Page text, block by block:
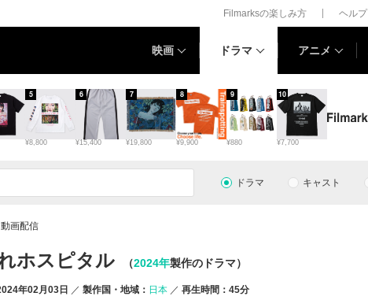
Filmarksの楽しみ方 ヘルプ
映画 ドラマ アニメ
¥8,800
5
¥15,400
6
¥19,800
7
¥9,900
8
¥880
9
¥7,700
10
ドラマ キャスト
画配信
ホスピタル （2024年製作のドラマ）
年02月03日 製作国・地域： 日本
再生時間：45分